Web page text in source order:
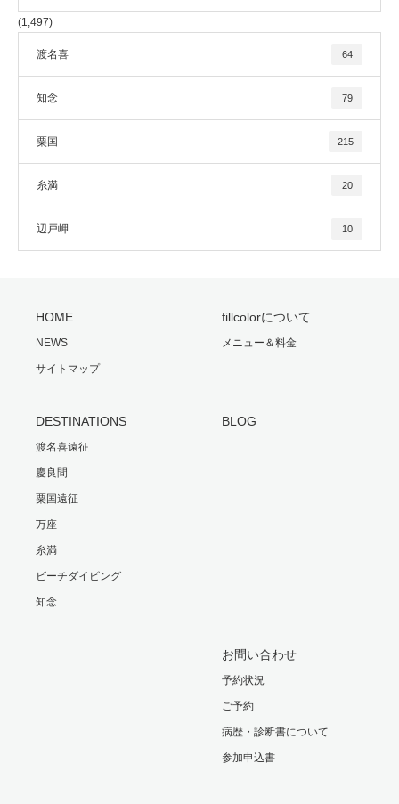
(1,497)
渡名喜 64
知念 79
粟国 215
糸満 20
辺戸岬 10
HOME
NEWS
サイトマップ
fillcolorについて
メニュー＆料金
DESTINATIONS
渡名喜遠征
慶良間
粟国遠征
万座
糸満
ビーチダイビング
知念
BLOG
お問い合わせ
予約状況
ご予約
病歴・診断書について
参加申込書